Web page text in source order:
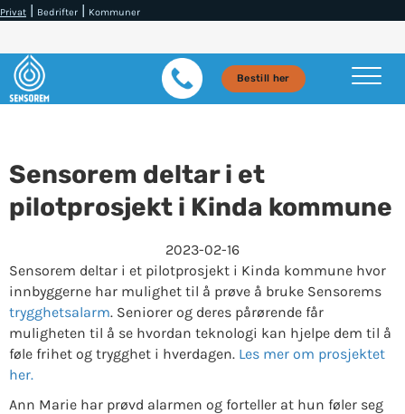
Privat | Bedrifter | Kommuner
Bestill her
Sensorem deltar i et
pilotprosjekt i Kinda kommune
2023-02-16
Sensorem deltar i et pilotprosjekt i Kinda kommune hvor
innbyggerne har mulighet til å prøve å bruke Sensorems
trygghetsalarm. Seniorer og deres pårørende får
muligheten til å se hvordan teknologi kan hjelpe dem til å
føle frihet og trygghet i hverdagen. Les mer om prosjektet
her.
Ann Marie har prøvd alarmen og forteller at hun føler seg